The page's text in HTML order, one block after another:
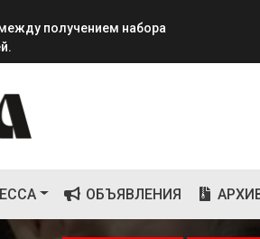
завершилась вторая лагерная
ОБЪЯВЛЕНИЯ